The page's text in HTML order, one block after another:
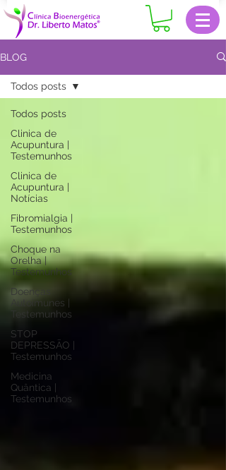
BLOG
Todos posts
Clinica de
Acupuntura |
Testemunhos
Clinica de
Acupuntura |
Notícias
Fibromialgia |
Testemunhos
Choque na
Orelha |
Testemunhos
Doenças
Autoimunes |
Testemunhos
STOP
DEPRESSÃO |
Testemunhos
Medicina
Quântica |
Testemunhos
Todos posts